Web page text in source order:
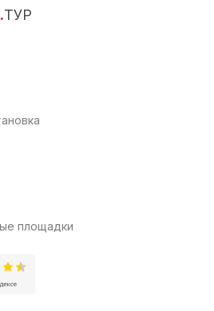
ТУР
площадки